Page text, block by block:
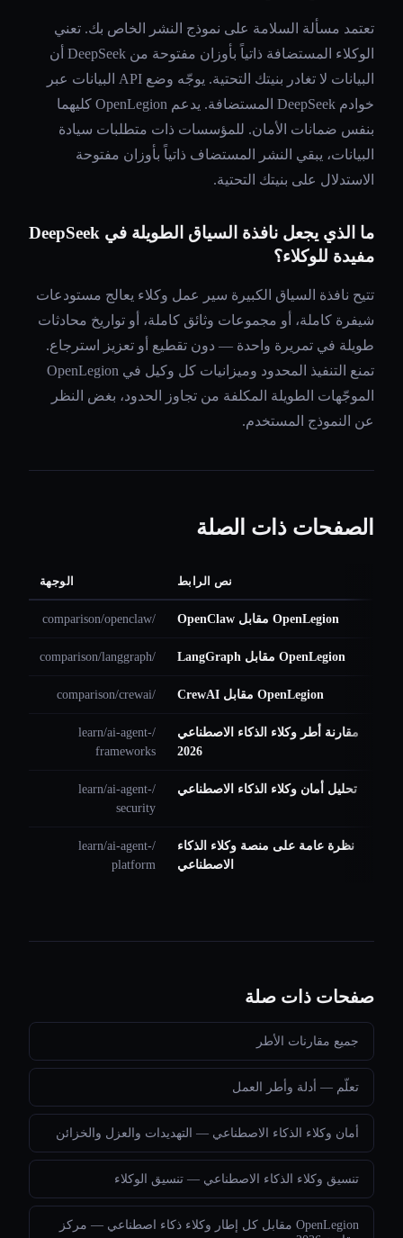
تعتمد مسألة السلامة على نموذج النشر الخاص بك. تعني
الوكلاء المستضافة ذاتياً بأوزان مفتوحة من DeepSeek أن
البيانات لا تغادر بنيتك التحتية. يوجّه وضع API البيانات عبر
خوادم DeepSeek المستضافة. يدعم OpenLegion كليهما
بنفس ضمانات الأمان. للمؤسسات ذات متطلبات سيادة
البيانات، يبقي النشر المستضاف ذاتياً بأوزان مفتوحة
الاستدلال على بنيتك التحتية.
ما الذي يجعل نافذة السياق الطويلة في DeepSeek
مفيدة للوكلاء؟
تتيح نافذة السياق الكبيرة سير عمل وكلاء يعالج مستودعات
شيفرة كاملة، أو مجموعات وثائق كاملة، أو تواريخ محادثات
طويلة في تمريرة واحدة — دون تقطيع أو تعزيز استرجاع.
تمنع التنفيذ المحدود وميزانيات كل وكيل في OpenLegion
الموجّهات الطويلة المكلفة من تجاوز الحدود، بغض النظر
عن النموذج المستخدم.
الصفحات ذات الصلة
نص الرابط الوجهة
OpenLegion مقابل OpenClaw /comparison/openclaw
OpenLegion مقابل LangGraph /comparison/langgraph
OpenLegion مقابل CrewAI /comparison/crewai
مقارنة أطر وكلاء الذكاء الاصطناعي
2026
/learn/ai-agent-
frameworks
تحليل أمان وكلاء الذكاء الاصطناعي
/learn/ai-agent-
security
نظرة عامة على منصة وكلاء الذكاء
الاصطناعي
/learn/ai-agent-
platform
صفحات ذات صلة
جميع مقارنات الأطر
تعلّم — أدلة وأطر العمل
أمان وكلاء الذكاء الاصطناعي — التهديدات والعزل والخزائن
تنسيق وكلاء الذكاء الاصطناعي — تنسيق الوكلاء
OpenLegion مقابل كل إطار وكلاء ذكاء اصطناعي — مركز